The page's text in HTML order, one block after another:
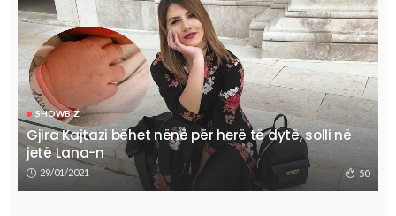
SHOWBIZ
Gjira Kajtazi bëhet nënë për herë të dytë, solli në
jetë Lana-n
29/01/2021 50